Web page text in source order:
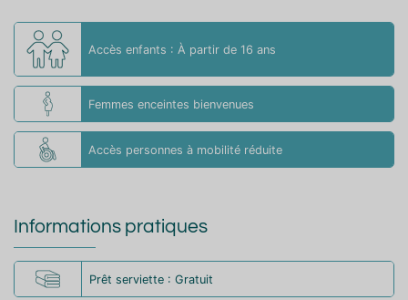
Accès enfants : À partir de 16 ans
Femmes enceintes bienvenues
Accès personnes à mobilité réduite
Informations pratiques
Prêt serviette : Gratuit